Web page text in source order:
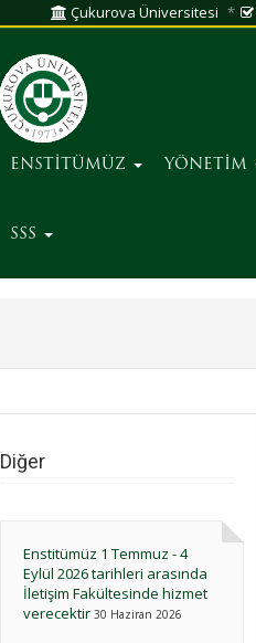
Çukurova Üniversitesi
ENSTİTÜMÜZ YÖNETİM
SSS
Diğer
Enstitümüz 1 Temmuz - 4
Eylül 2026 tarihleri arasında
İletişim Fakültesinde hizmet
verecektir 30 Haziran 2026